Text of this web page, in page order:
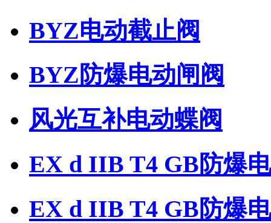
BYZ电动截止阀
BYZ防爆电动闸阀
风光互补电动蝶阀
EX d IIB T4 GB防爆
EX d IIB T4 GB防爆